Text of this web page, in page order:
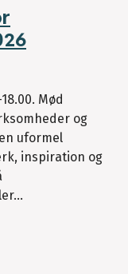
Mød
og
uformel
inspiration og